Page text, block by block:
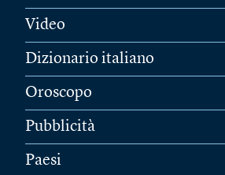
Video
Dizionario italiano
Oroscopo
Pubblicità
Paesi